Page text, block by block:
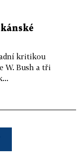
kritikou
W. Bush a tři